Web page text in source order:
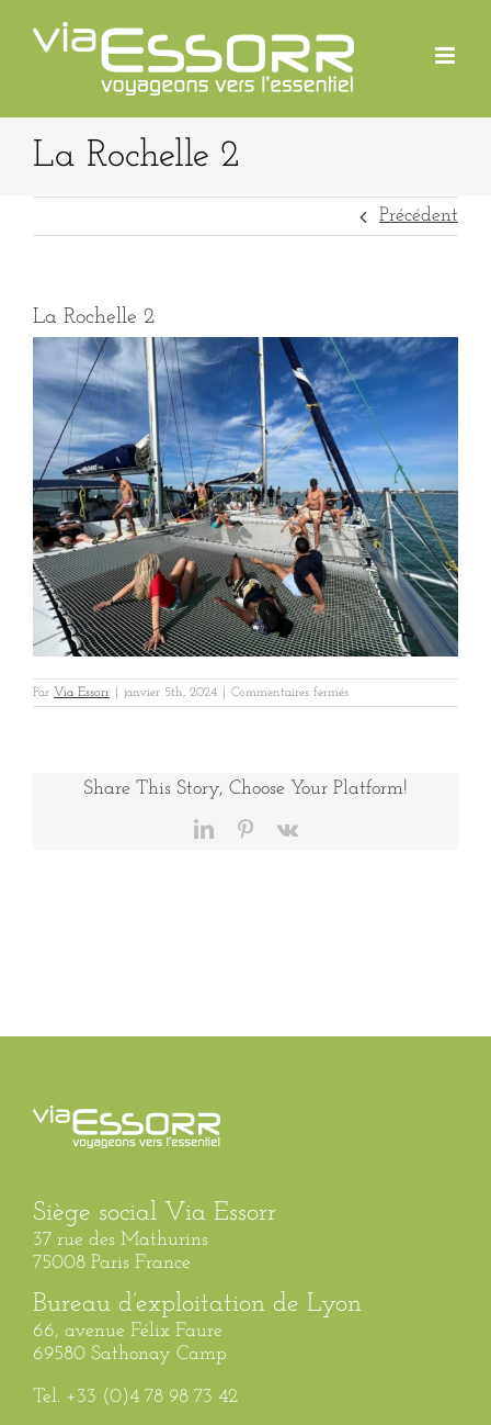
contenu
La Rochelle 2
Précédent
La Rochelle 2
Par Via Essorr janvier 5th, 2024 Commentaires ferméssur
La
Share This Story, Choose Your Platform!
LinkedInPinterest
Vk
Siège social Via Essorr
37 rue des Mathurins
75008 Paris France
Bureau d’exploitation de Lyon
66, avenue Félix Faure
69580 Sathonay Camp
Tel. +33 (0)4 78 98 73 42